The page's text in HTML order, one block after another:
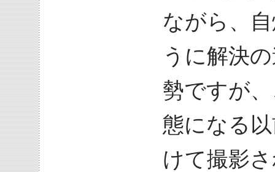
ながら、
うに解決
勢ですが
態になる
けて撮影